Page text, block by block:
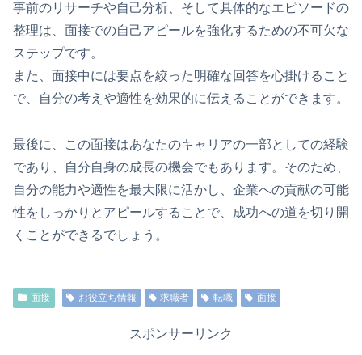
事前のリサーチや自己分析、そして具体的なエピソードの
整理は、面接での自己アピールを強化するための不可欠な
ステップです。
また、面接中には要点を絞った明確な回答を心掛けること
で、自分の考えや適性を効果的に伝えることができます。
最後に、この面接はあなたのキャリアの一部としての経験
であり、自分自身の成長の機会でもあります。そのため、
自分の能力や適性を最大限に活かし、企業への貢献の可能
性をしっかりとアピールすることで、成功への道を切り開
くことができるでしょう。
面接 お役立ち情報 求職者 転職 面接
スポンサーリンク